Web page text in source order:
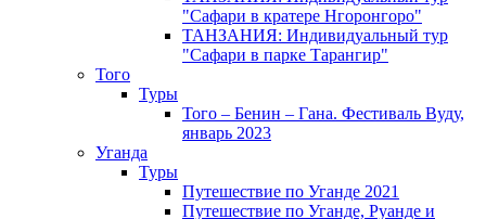
"Сафари в кратере Нгоронгоро"
ТАНЗАНИЯ: Индивидуальный тур
"Сафари в парке Тарангир"
Того
Туры
Того – Бенин – Гана. Фестиваль Вуду,
январь 2023
Уганда
Туры
Путешествие по Уганде 2021
Путешествие по Уганде, Руанде и